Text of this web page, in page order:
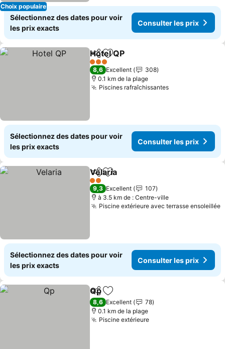
Choix populaire
Sélectionnez des dates pour voir
les prix exacts
Consulter les prix
PartagerAjouter à mes favoris
Hotel QP
3 Étoiles
8,6 Excellent
308
0.1 km de la plage
Piscines rafraîchissantesConsulter les
Sélectionnez des dates pour voir
les prix exacts
Consulter les prix
PartagerAjouter à mes favoris
Velaria
2 Étoiles
9,3 Excellent
107
à 3.5 km de : Centre-ville
Piscine extérieure avec terrasse ensoleillée
Sélectionnez des dates pour voir
les prix exacts
Consulter les prix
PartagerAjouter à mes favoris
Qp
8,6 Excellent
78
0.1 km de la plage
Piscine extérieureConsulter les prix